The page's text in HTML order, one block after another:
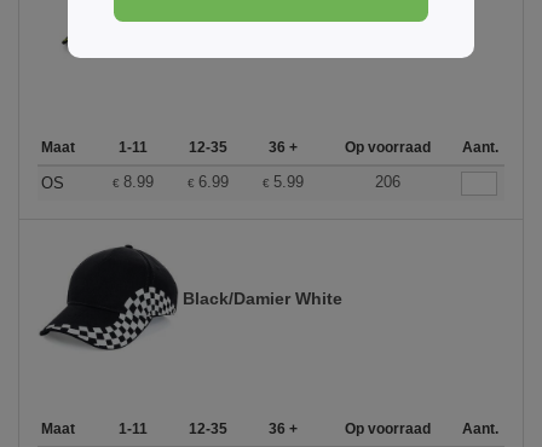
Maat 1-11 12-35 36 + Op voorraad Aant.
OS € 8.99 € 6.99 € 5.99 206
Black/Damier White
Maat 1-11 12-35 36 + Op voorraad Aant.